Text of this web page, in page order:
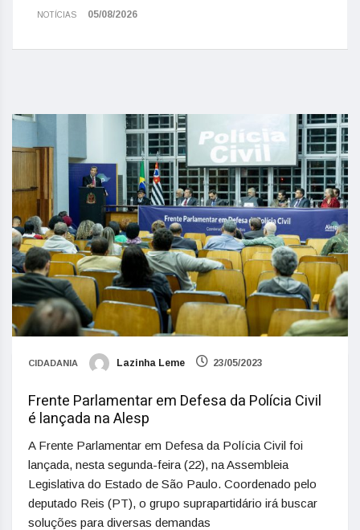
NOTÍCIAS 05/08/2026
CIDADANIA Lazinha Leme 23/05/2023
Frente Parlamentar em Defesa da Polícia Civil
é lançada na Alesp
A Frente Parlamentar em Defesa da Polícia Civil foi
lançada, nesta segunda-feira (22), na Assembleia
Legislativa do Estado de São Paulo. Coordenado pelo
deputado Reis (PT), o grupo suprapartidário irá buscar
soluções para diversas demandas